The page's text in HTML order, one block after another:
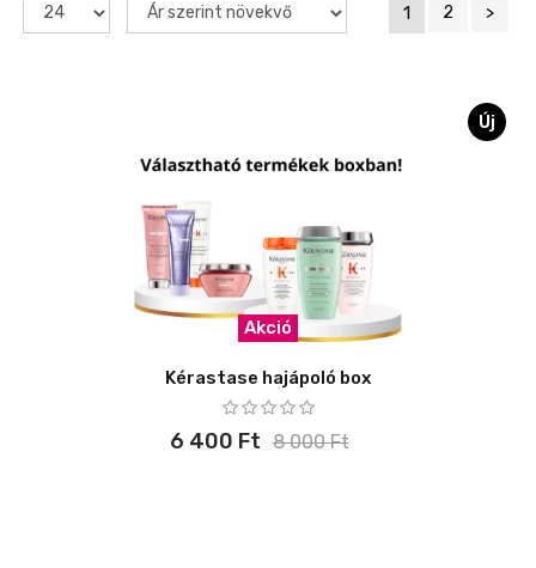
1
Új
Akció
Kérastase hajápoló box
6 400 Ft 8 000 Ft